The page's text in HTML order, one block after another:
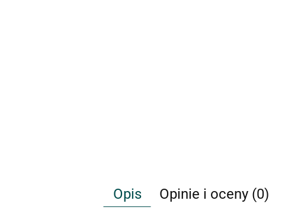
Opis Opinie i oceny (0)